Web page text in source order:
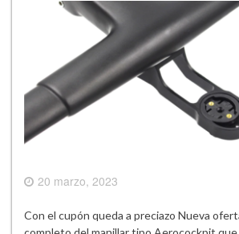
20 marzo, 2023
Con el cupón queda a preciazo Nueva